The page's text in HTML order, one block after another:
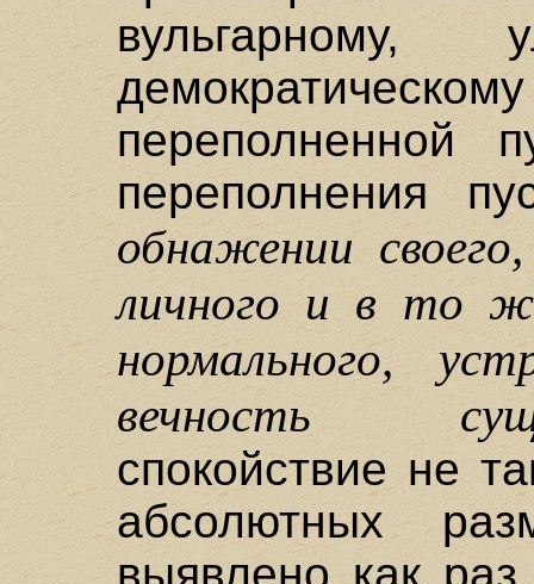
вульгарному,
переполненной
переполнения
обнажении
личного и в то
нормального,
вечность
спокойствие не
абсолютных